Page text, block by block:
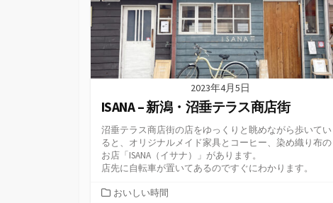
2023年4月5日
ISANA – 新潟・沼垂テラス商店街
沼垂テラス商店街の店をゆっくりと眺めながら歩いてい
ると、オリジナルメイド家具とコーヒー、染め織り布の
お店「ISANA（イサナ）」があります。
店先に自転車が置いてあるのですぐにわかります。
カおいしい時間